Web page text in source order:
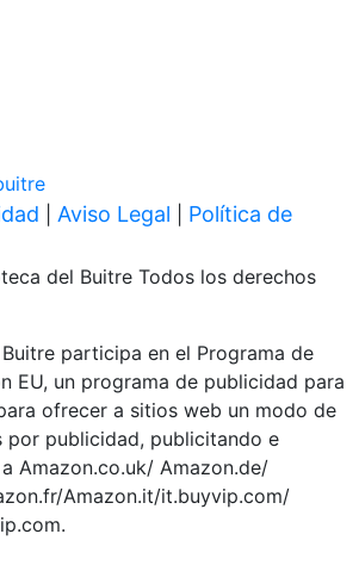
Aviso Legal
Política de
del Buitre Todos los derechos
participa en el Programa de
EU, un programa de publicidad para
ofrecer a sitios web un modo de
por publicidad, publicitando e
Amazon.co.uk/ Amazon.de/
Amazon.it/it.buyvip.com/